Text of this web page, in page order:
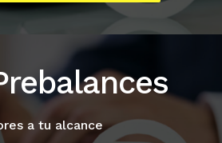
a tu alcance